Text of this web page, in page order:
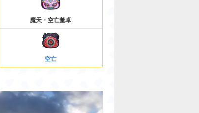
魔天・空亡董卓
空亡